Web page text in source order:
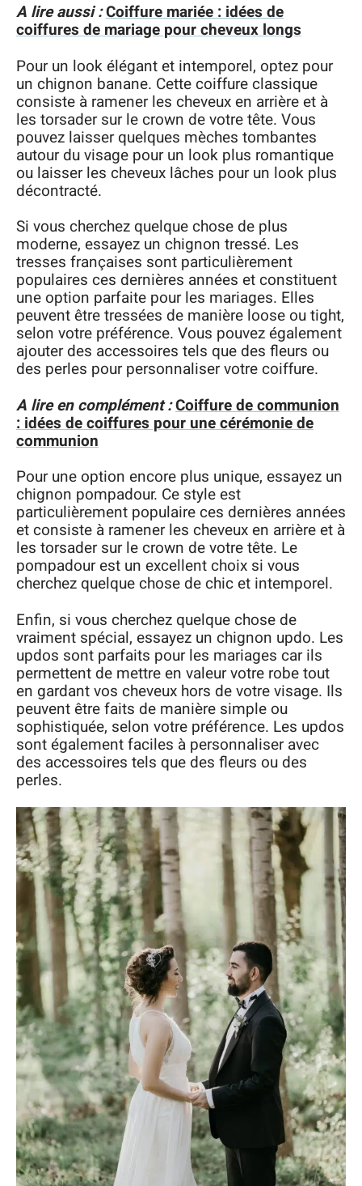
A lire aussi :Coiffure mariée : idées de
coiffures de mariage pour cheveux longs
Pour un look élégant et intemporel, optez pour
un chignon banane. Cette coiffure classique
consiste à ramener les cheveux en arrière et à
les torsader sur le crown de votre tête. Vous
pouvez laisser quelques mèches tombantes
autour du visage pour un look plus romantique
ou laisser les cheveux lâches pour un look plus
décontracté.
Si vous cherchez quelque chose de plus
moderne, essayez un chignon tressé. Les
tresses françaises sont particulièrement
populaires ces dernières années et constituent
une option parfaite pour les mariages. Elles
peuvent être tressées de manière loose ou tight,
selon votre préférence. Vous pouvez également
ajouter des accessoires tels que des fleurs ou
des perles pour personnaliser votre coiffure.
A lire en complément :Coiffure de communion
: idées de coiffures pour une cérémonie de
communion
Pour une option encore plus unique, essayez un
chignon pompadour. Ce style est
particulièrement populaire ces dernières années
et consiste à ramener les cheveux en arrière et à
les torsader sur le crown de votre tête. Le
pompadour est un excellent choix si vous
cherchez quelque chose de chic et intemporel.
Enfin, si vous cherchez quelque chose de
vraiment spécial, essayez un chignon updo. Les
updos sont parfaits pour les mariages car ils
permettent de mettre en valeur votre robe tout
en gardant vos cheveux hors de votre visage. Ils
peuvent être faits de manière simple ou
sophistiquée, selon votre préférence. Les updos
sont également faciles à personnaliser avec
des accessoires tels que des fleurs ou des
perles.